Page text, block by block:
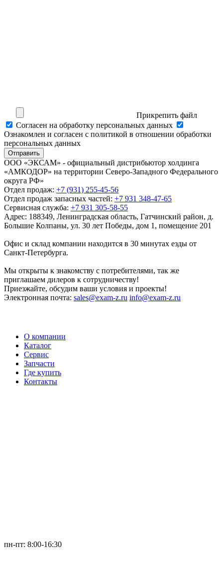
Прикрепить файл
Cогласен на обработку персональных данных
Ознакомлен и согласен с политикой в отношении обработки
персональных данных
Отправить
ООО «ЭКСАМ» - официальный дистрибьютор холдинга
«АМКОДОР» на территории Северо-Западного Федерального
округа РФ»
Отдел продаж: +7 (931) 255-45-56
Отдел продаж запасных частей: +7 931 348-47-65
Сервисная служба: +7 931 305-58-55
Адрес: 188349, Ленинградская область, Гатчинский район, д.
Большие Колпаны, ул. 30 лет Победы, дом 1, помещение 201
Офис и склад компании находится в 30 минутах езды от
Санкт-Петербурга.
Мы открыты к знакомству с потребителями, так же
приглашаем дилеров к сотрудничеству!
Приезжайте, обсудим ваши условия и проекты!
Электронная почта: sales@exam-z.ru info@exam-z.ru
О компании
Каталог
Сервис
Запчасти
Где купить
Контакты
пн-пт: 8:00-16:30